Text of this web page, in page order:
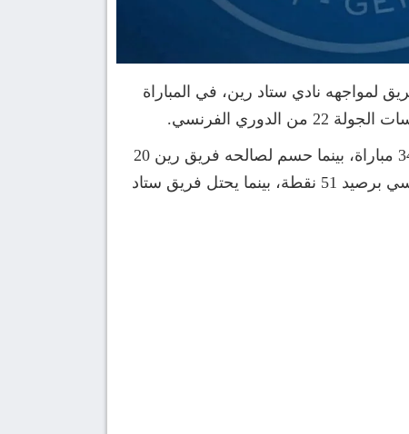
لمواجهه نادي ستاد رين، في المباراة
وقد ألتقى الفريقين من قبل في 67 مباراة بالدوري الفرنسي، حيث نجح باريس سان جيرمان في الفوز بـ 34 مباراة، بينما حسم لصالحه فريق رين 20
مباراة، وخيم التعادل بينهم في 13 مباراة، ويقع باريس سان جيرمان في صدارة جدول ترتيب الدوري الفرنسي برصيد 51 نقطة، بينما يحتل فريق ستاد